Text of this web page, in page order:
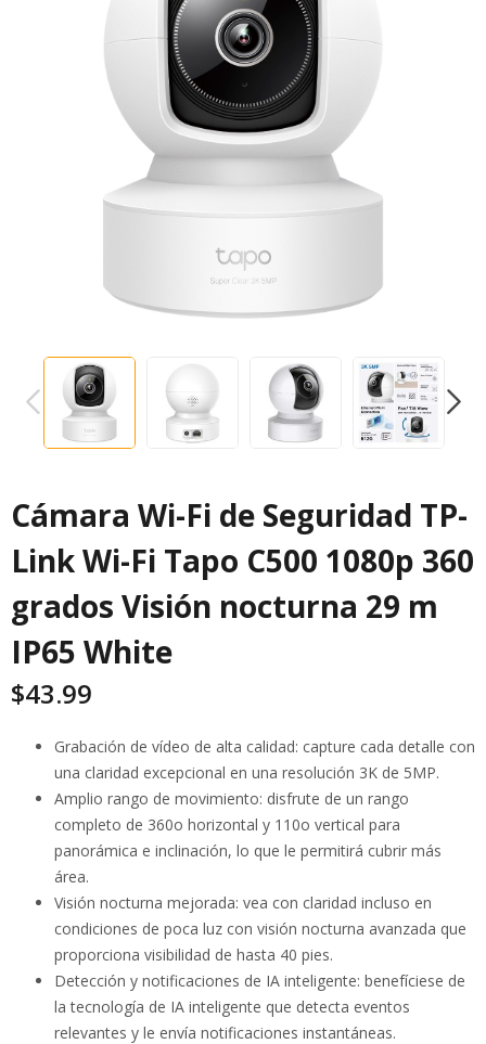
PREVIOUS
Cámara Wi-Fi de Seguridad TP-
Link Wi-Fi Tapo C500 1080p 360
grados Visión nocturna 29 m
IP65 White
$43.99
Grabación de vídeo de alta calidad: capture cada detalle con
una claridad excepcional en una resolución 3K de 5MP.
Amplio rango de movimiento: disfrute de un rango
completo de 360o horizontal y 110o vertical para
panorámica e inclinación, lo que le permitirá cubrir más
área.
Visión nocturna mejorada: vea con claridad incluso en
condiciones de poca luz con visión nocturna avanzada que
proporciona visibilidad de hasta 40 pies.
Detección y notificaciones de IA inteligente: benefíciese de
la tecnología de IA inteligente que detecta eventos
relevantes y le envía notificaciones instantáneas.